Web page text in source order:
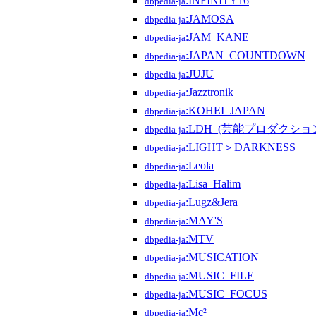
dbpedia-ja:JAMOSA
dbpedia-ja:JAM_KANE
dbpedia-ja:JAPAN_COUNTDOWN
dbpedia-ja:JUJU
dbpedia-ja:Jazztronik
dbpedia-ja:KOHEI_JAPAN
dbpedia-ja:LDH_(芸能プロダクショ
dbpedia-ja:LIGHT＞DARKNESS
dbpedia-ja:Leola
dbpedia-ja:Lisa_Halim
dbpedia-ja:Lugz&Jera
dbpedia-ja:MAY'S
dbpedia-ja:MTV
dbpedia-ja:MUSICATION
dbpedia-ja:MUSIC_FILE
dbpedia-ja:MUSIC_FOCUS
dbpedia-ja:Mc²